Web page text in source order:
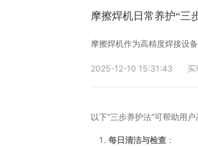
摩擦焊机日常养护“三
摩擦焊机作为高精度焊接设
2025-12-10 15:31:43 买
以下“三步养护法”可帮助用
每日清洁与检查 ：